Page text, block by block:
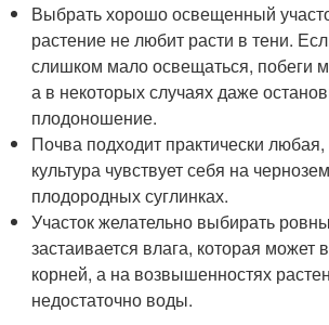
Выбрать хорошо освещенный
растение не любит расти в тени.
слишком мало освещаться, побеги
а в некоторых случаях даже
плодоношение.
Почва подходит практически
культура чувствует себя на
плодородных суглинках.
Участок желательно выбирать
застаивается влага, которая может
корней, а на возвышенностях
недостаточно воды.